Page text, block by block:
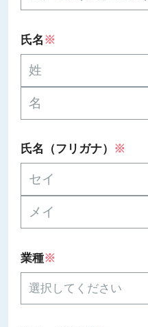
氏名 ※
氏名（フリガナ） ※
業種※